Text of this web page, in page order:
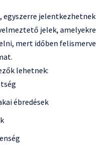
egyszerre jelentkezhetnek
jelek, amelyekre
mert időben felismerve
lehetnek:
ébredések